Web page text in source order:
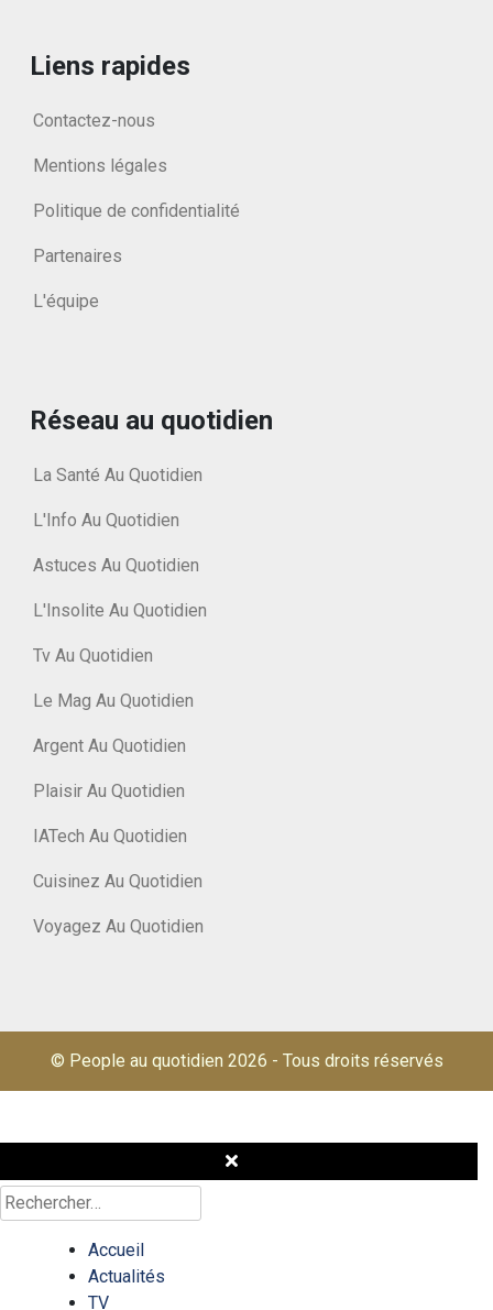
Liens rapides
Contactez-nous
Mentions légales
Politique de confidentialité
Partenaires
L'équipe
Réseau au quotidien
La Santé Au Quotidien
L'Info Au Quotidien
Astuces Au Quotidien
L'Insolite Au Quotidien
Tv Au Quotidien
Le Mag Au Quotidien
Argent Au Quotidien
Plaisir Au Quotidien
IATech Au Quotidien
Cuisinez Au Quotidien
Voyagez Au Quotidien
© People au quotidien 2026 - Tous droits réservés
Rechercher :
Accueil
Actualités
TV